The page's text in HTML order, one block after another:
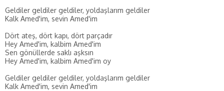
Geldiler geldiler geldiler, yoldaşlarım geldiler
Kalk Amed'im, sevin Amed'im
Dört ateş, dört kapı, dört parçadır
Hey Amed'im, kalbim Amed'im
Sen gönüllerde saklı aşksın
Hey Amed'im, kalbim Amed'im oy
Geldiler geldiler geldiler, yoldaşlarım geldiler
Kalk Amed'im, sevin Amed'im